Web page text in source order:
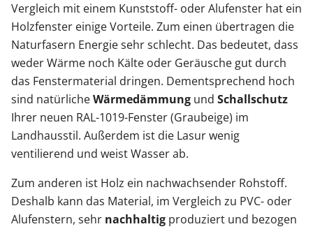
Vergleich mit einem Kunststoff- oder Alufenster hat ein
Holzfenster einige Vorteile. Zum einen übertragen die
Naturfasern Energie sehr schlecht. Das bedeutet, dass
weder Wärme noch Kälte oder Geräusche gut durch
das Fenstermaterial dringen. Dementsprechend hoch
sind natürlicheWärmedämmung und Schallschutz
Ihrer neuen RAL-1019-Fenster (Graubeige) im
Landhausstil. Außerdem ist die Lasur wenig
ventilierend und weist Wasser ab.
Zum anderen ist Holz ein nachwachsender Rohstoff.
Deshalb kann das Material, im Vergleich zu PVC- oder
Alufenstern, sehr nachhaltig produziert und bezogen